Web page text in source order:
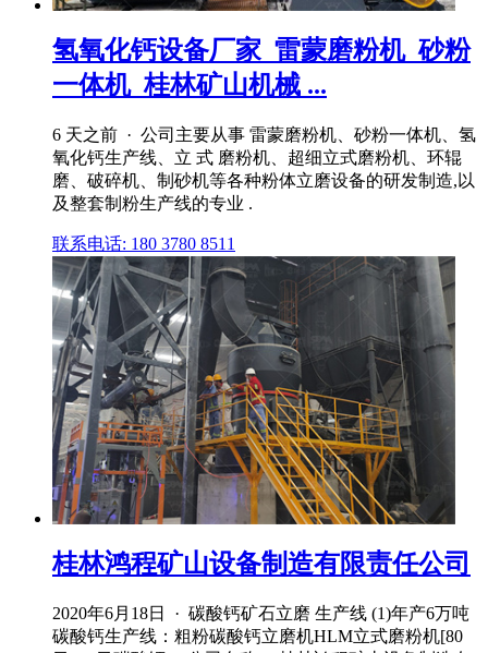
氢氧化钙设备厂家_雷蒙磨粉机_砂粉
一体机_桂林矿山机械 ...
6 天之前 · 公司主要从事 雷蒙磨粉机、砂粉一体机、氢
氧化钙生产线、立 式 磨粉机、超细立式磨粉机、环辊
磨、破碎机、制砂机等各种粉体立磨设备的研发制造,以
及整套制粉生产线的专业 .
联系电话: 180 3780 8511
桂林鸿程矿山设备制造有限责任公司
2020年6月18日 · 碳酸钙矿石立磨 生产线 (1)年产6万吨
碳酸钙生产线：粗粉碳酸钙立磨机HLM立式磨粉机[80